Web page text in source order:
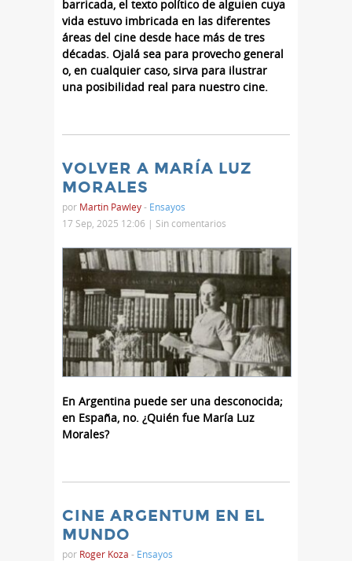
barricada, el texto político de alguien cuya
vida estuvo imbricada en las diferentes
áreas del cine desde hace más de tres
décadas. Ojalá sea para provecho general
o, en cualquier caso, sirva para ilustrar
una posibilidad real para nuestro cine.
VOLVER A MARÍA LUZ
MORALES
por Martin Pawley- Ensayos
17 Sep, 2025 12:06 | Sin comentarios
En Argentina puede ser una desconocida;
en España, no. ¿Quién fue María Luz
Morales?
CINE ARGENTUM EN EL
MUNDO
por Roger Koza - Ensayos